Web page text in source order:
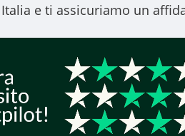
e ti assicuriamo un